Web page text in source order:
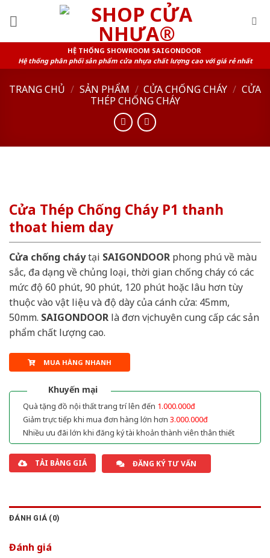
HỆ THỐNG SHOWROOM SAIGONDOOR
Hệ thống phân phối sản phẩm cửa nhựa chất lượng cao với giá rẻ nhất
TRANG CHỦ / SẢN PHẨM / CỬA CHỐNG CHÁY / CỬA
THÉP CHỐNG CHÁY
Cửa Thép Chống Cháy P1 thanh
thoat hiem day
Cửa chống cháytại SAIGONDOOR phong phú về màu
sắc, đa dạng về chủng loại, thời gian chống cháy có các
mức độ 60 phút, 90 phút, 120 phút hoặc lâu hơn tùy
thuộc vào vật liệu và độ dày của cánh cửa: 45mm,
50mm. SAIGONDOOR là đơn vị chuyên cung cấp các sản
phẩm chất lượng cao.
MUA HÀNG NHANH
Khuyến mại
Quà tặng đồ nội thất trang trí lên đến 1.000.000đ
Giảm trực tiếp khi mua đơn hàng lớn hơn 3.000.000đ
Nhiều ưu đãi lớn khi đăng ký tài khoản thành viên thân thiết
TẢI BẢNG GIÁ ĐĂNG KÝ TƯ VẤN
ĐÁNH GIÁ (0)
Đánh giá